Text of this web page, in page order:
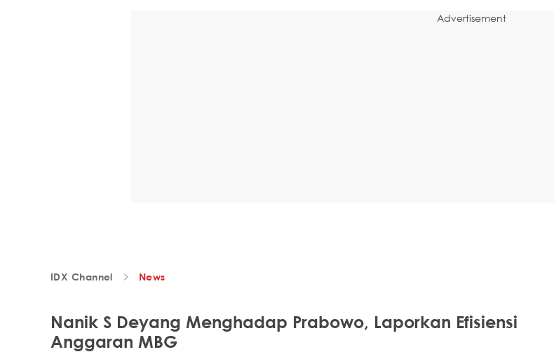
Advertisement
IDX Channel News
Nanik S Deyang Menghadap Prabowo, Laporkan Efisiensi
Anggaran MBG